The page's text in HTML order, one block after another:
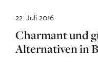
Charmant und
Alternativen in
22. Juli 2016